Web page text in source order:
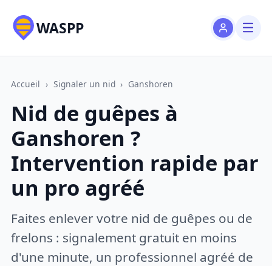
WASPP
Accueil › Signaler un nid › Ganshoren
Nid de guêpes à
Ganshoren ?
Intervention rapide par
un pro agréé
Faites enlever votre nid de guêpes ou de
frelons : signalement gratuit en moins
d'une minute, un professionnel agréé de